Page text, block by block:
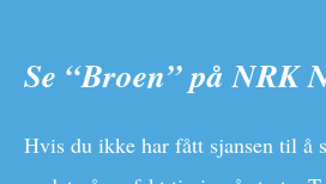
Se “Broen” på NRK
Hvis du ikke har fått sjansen til å